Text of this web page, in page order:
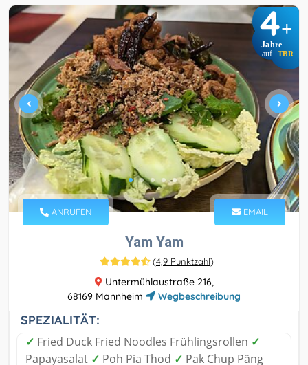
4+
Jahre
auf TBR
ANRUFEN EMAIL
Yam Yam
(4,9 Punktzahl)
Untermühlaustraße 216,
68169 Mannheim
Wegbeschreibung
SPEZIALITÄT:
✓ Fried Duck Fried Noodles Frühlingsrollen ✓
Papayasalat ✓ Poh Pia Thod ✓ Pak Chup Päng